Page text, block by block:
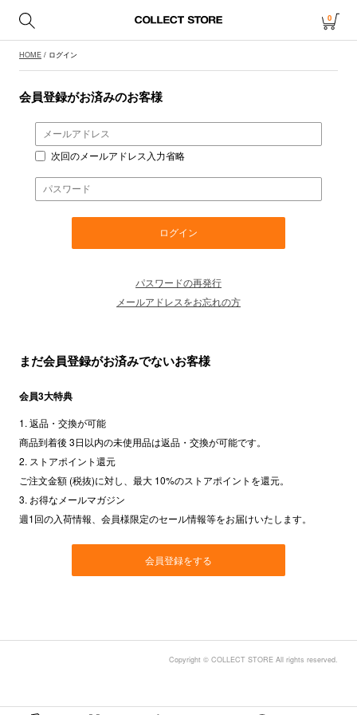
0
HOME / ログイン
会員登録がお済みのお客様
次回のメールアドレス入力省略
パスワードの再発行
メールアドレスをお忘れの方
まだ会員登録がお済みでないお客様
会員3大特典
1. 返品・交換が可能
商品到着後 3日以内の未使用品は返品・交換が可能です。
2. ストアポイント還元
ご注文金額 (税抜)に対し、最大 10%のストアポイントを還元。
3. お得なメールマガジン
週1回の入荷情報、会員様限定のセール情報等をお届けいたします。
会員登録をする
Copyright © COLLECT STORE All rights reserved.